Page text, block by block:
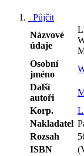
Půjčit
Názvové
údaje
Osobní
jméno
Další
autoři
Korp.
Nakladatel
Rozsah
ISBN